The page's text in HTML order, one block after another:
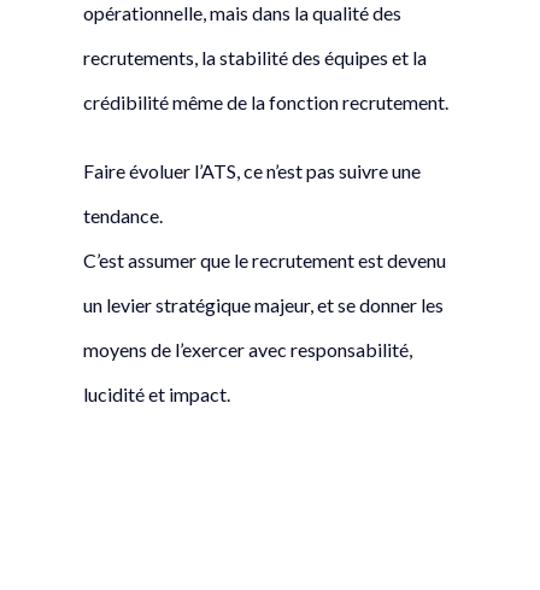
opérationnelle, mais dans la qualité des
recrutements, la stabilité des équipes et la
crédibilité même de la fonction recrutement.
Faire évoluer l’ATS, ce n’est pas suivre une
tendance.
C’est assumer que le recrutement est devenu
un levier stratégique majeur, et se donner les
moyens de l’exercer avec responsabilité,
lucidité et impact.